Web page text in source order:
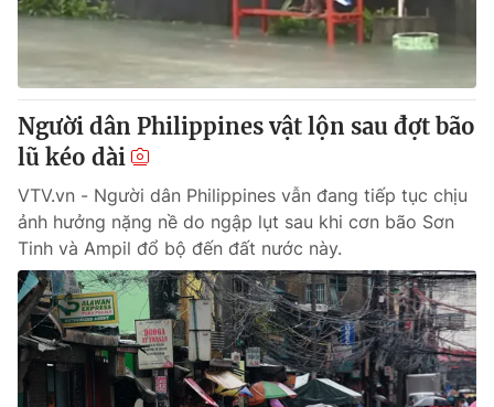
Người dân Philippines vật lộn sau đợt bão
lũ kéo dài
VTV.vn - Người dân Philippines vẫn đang tiếp tục chịu
ảnh hưởng nặng nề do ngập lụt sau khi cơn bão Sơn
Tinh và Ampil đổ bộ đến đất nước này.